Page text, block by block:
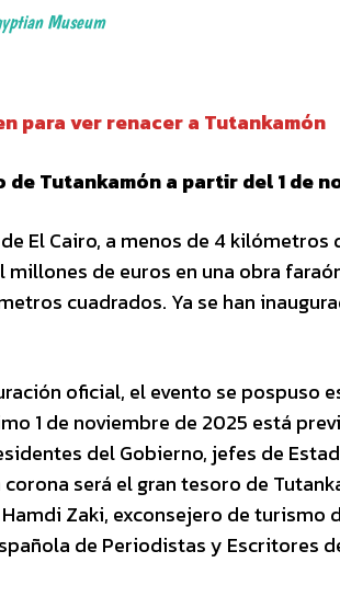
Museum
para ver renacer a Tutankamón
Tutankamón a partir del 1 de
El Cairo, a menos de 4 kilómetros
de euros en una obra
cuadrados. Ya se han
oficial, el evento se pospuso
1 de noviembre de 2025 está
del Gobierno, jefes de
será el gran tesoro de
Zaki, exconsejero de turismo
de Periodistas y Escritores